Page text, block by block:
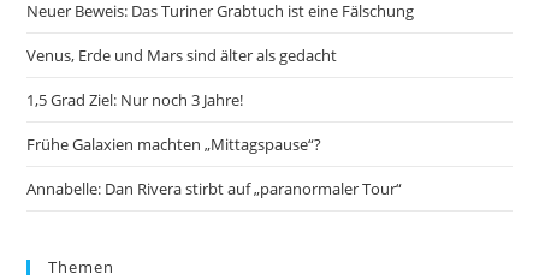
Neuer Beweis: Das Turiner Grabtuch ist eine Fälschung
Venus, Erde und Mars sind älter als gedacht
1,5 Grad Ziel: Nur noch 3 Jahre!
Frühe Galaxien machten „Mittagspause“?
Annabelle: Dan Rivera stirbt auf „paranormaler Tour“
Themen